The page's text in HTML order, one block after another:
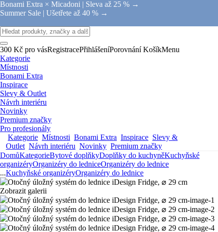
Bonami Extra × Micadoni | Sleva až 25 % →
Summer Sale | Ušetřete až 40 % →
300 Kč pro vásRegistracePřihlášeníPorovnání KošíkMenu
Kategorie
Místnosti
Bonami Extra
Inspirace
Slevy & Outlet
Návrh interiéru
Novinky
Premium značky
Pro profesionály
Kategorie Místnosti Bonami Extra Inspirace Slevy &
Outlet Návrh interiéru Novinky Premium značky
DomůKategorieBytové doplňkyDoplňky do kuchyněKuchyňské
organizéryOrganizéry do ledniceOrganizéry do lednice
...Kuchyňské organizéryOrganizéry do lednice
Zobrazit galerii